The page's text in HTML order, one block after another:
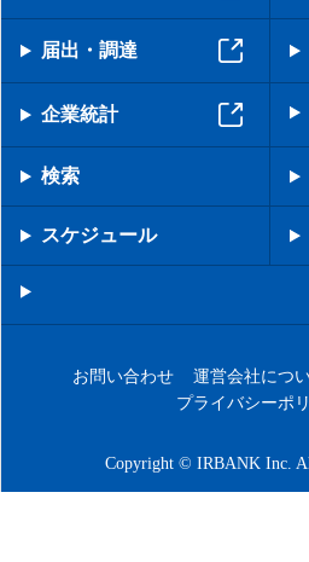
届出・調達
企業統計
検索
スケジュール
お問い合わせ 運営会社につ
プライバシーポ
Copyright © IRBANK Inc.